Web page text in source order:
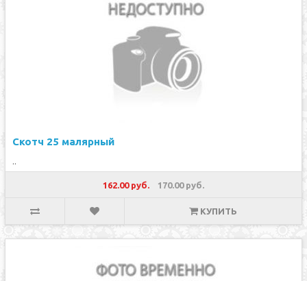
Скотч 25 малярный
..
162.00 руб. 170.00 руб.
КУПИТЬ